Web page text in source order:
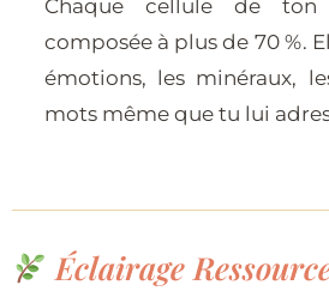
Chaque cellule de
composée à plus de 70 %.
émotions, les minéraux,
mots même que tu lui
Éclairage